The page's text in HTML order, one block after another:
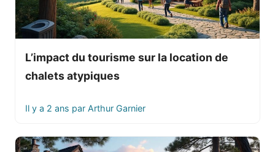
L’impact du tourisme sur la location de
chalets atypiques
Il y a 2 ans par Arthur Garnier